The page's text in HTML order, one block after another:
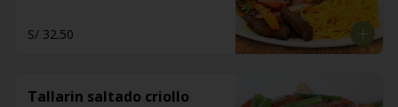
S/ 32.50
Tallarin saltado criollo